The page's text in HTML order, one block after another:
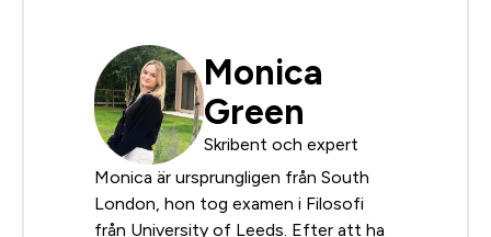
Monica
Green
Skribent och expert
Monica är ursprungligen från South
London, hon tog examen i Filosofi
från University of Leeds. Efter att ha